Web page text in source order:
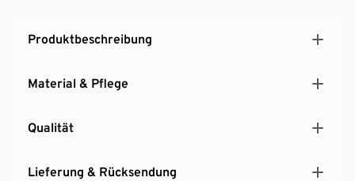
Produktbeschreibung
Material & Pflege
Qualität
Lieferung & Rücksendung